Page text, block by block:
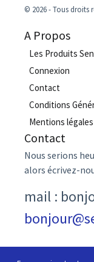
© 2026 - Tous droits
A Propos
Les Produits
Connexion
Contact
Conditions
Mentions légales
Contact
Nous serions
alors écrivez-
mail :